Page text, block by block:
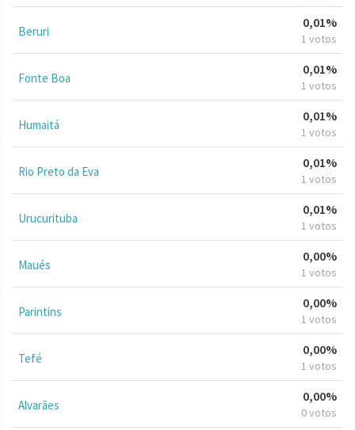
Beruri
0,01%
1 votos
Fonte Boa
0,01%
1 votos
Humaitá
0,01%
1 votos
Rio Preto da Eva
0,01%
1 votos
Urucurituba
0,01%
1 votos
Maués
0,00%
1 votos
Parintins
0,00%
1 votos
Tefé
0,00%
1 votos
Alvarães
0,00%
0 votos